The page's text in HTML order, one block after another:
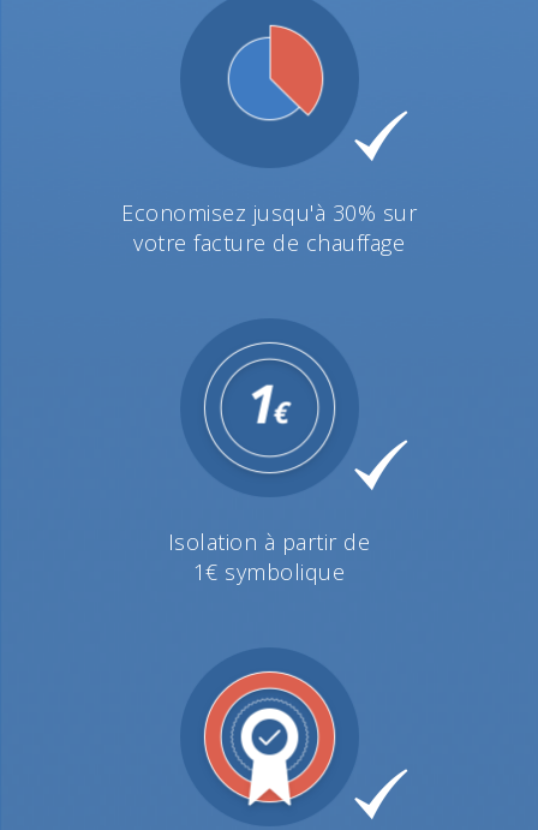
Economisez jusqu'à 30% sur
votre facture de chauffage
Isolation à partir de
1€ symbolique